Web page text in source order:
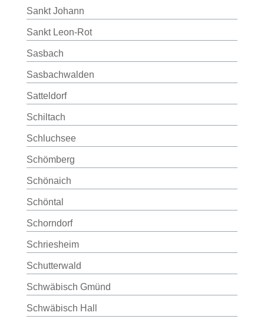
Sankt Johann
Sankt Leon-Rot
Sasbach
Sasbachwalden
Satteldorf
Schiltach
Schluchsee
Schömberg
Schönaich
Schöntal
Schorndorf
Schriesheim
Schutterwald
Schwäbisch Gmünd
Schwäbisch Hall